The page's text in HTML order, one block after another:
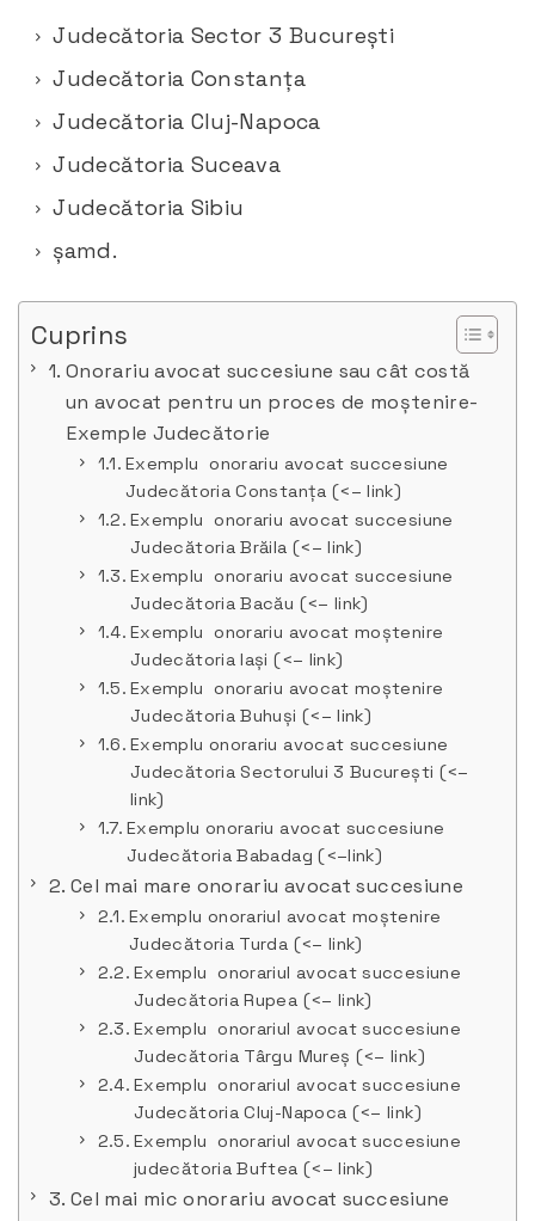
Judecătoria Sector 3 București
Judecătoria Constanța
Judecătoria Cluj-Napoca
Judecătoria Suceava
Judecătoria Sibiu
șamd.
Cuprins
Onorariu avocat succesiune sau cât costă
un avocat pentru un proces de moștenire-
Exemple Judecătorie
Exemplu onorariu avocat succesiune
Judecătoria Constanța (<– link)
Exemplu onorariu avocat succesiune
Judecătoria Brăila (<– link)
Exemplu onorariu avocat succesiune
Judecătoria Bacău (<– link)
Exemplu onorariu avocat moștenire
Judecătoria Iași (<– link)
Exemplu onorariu avocat moștenire
Judecătoria Buhuși (<– link)
Exemplu onorariu avocat succesiune
Judecătoria Sectorului 3 București (<–
link)
Exemplu onorariu avocat succesiune
Judecătoria Babadag (<–link)
Cel mai mare onorariu avocat succesiune
Exemplu onorariul avocat moștenire
Judecătoria Turda (<– link)
Exemplu onorariul avocat succesiune
Judecătoria Rupea (<– link)
Exemplu onorariul avocat succesiune
Judecătoria Târgu Mureș (<– link)
Exemplu onorariul avocat succesiune
Judecătoria Cluj-Napoca (<– link)
Exemplu onorariul avocat succesiune
judecătoria Buftea (<– link)
Cel mai mic onorariu avocat succesiune